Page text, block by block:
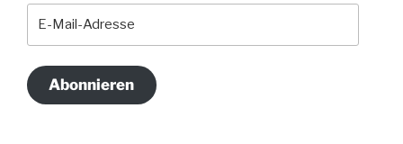
Abonnieren